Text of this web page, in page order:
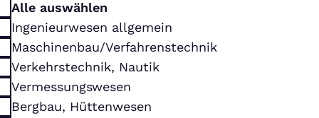
Alle auswählen
Ingenieurwesen allgemein
Maschinenbau/Verfahrenstechnik
Verkehrstechnik, Nautik
Vermessungswesen
Bergbau, Hüttenwesen